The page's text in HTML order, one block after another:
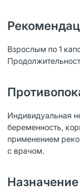
Взрослым по 1
Индивидуальная
беременность,
применением
с врачом.
Назначение